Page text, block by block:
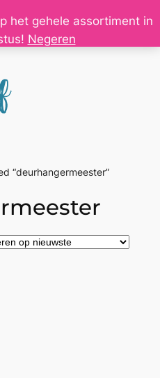
het gehele assortiment in
Negeren
“deurhangermeester”